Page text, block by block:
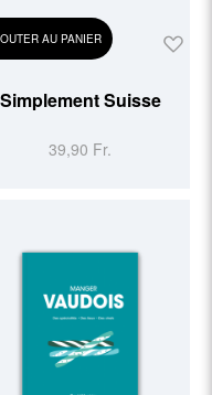
AU PANIER
Simplement Suisse
39,90 Fr.